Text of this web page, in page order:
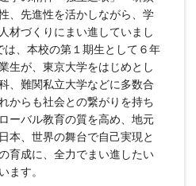
、先進性を活かしながら、学
材づくりにまい進していまし
は、本校の第１期生として６年
生が、東京大学をはじめとし
、難関私立大学などに多数合
からも社会との繋がりを持ち
ーバル教育の質を高め、地元
本、世界の舞台で自己実現と
育成に、全力でまい進したい
ます。